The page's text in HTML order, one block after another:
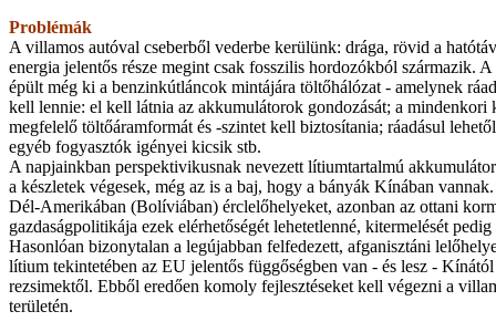
Problémák
A villamos autóval cseberből vederbe ke­rülünk: drága, rövid a
energia jelentős része megint csak fosszilis hordozókból származik.
épült még ki a benzinkútláncok mintájára töltőhálózat - amelynek
kell lennie: el kell látnia az akkumulátorok gondozását; a mindenkori
megfelelő töltőáramformát és -szintet kell biztosítania; ráadásul
egyéb fogyasztók igényei kicsik stb.
A napjainkban perspektivikusnak nevezett lítiumtartalmú
a készletek végesek, még az is a baj, hogy a bányák Kínában
Dél-Amerikában (Bolíviában) érclelőhelyeket, azonban az ottani
gazdaságpolitikája ezek elérhetőségét lehetetlenné, kitermelését pedig
Hasonlóan bizonytalan a legújabban felfedezett, afganisztáni
lítium tekintetében az EU jelentős függőségben van - és lesz -
rezsimektől. Ebből eredően komoly fejlesztéseket kell végezni a
területén.